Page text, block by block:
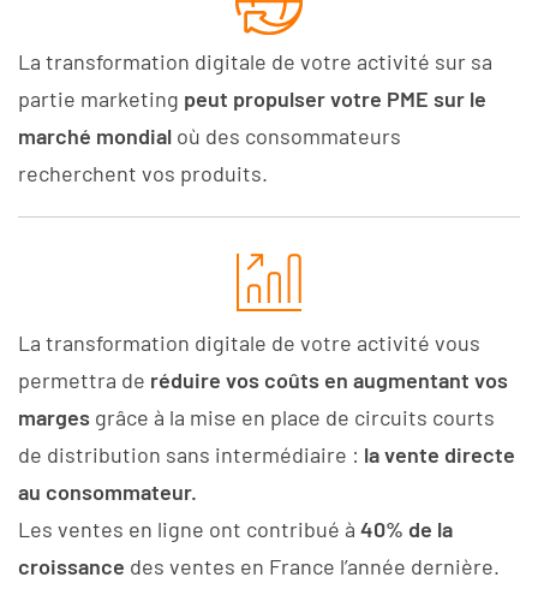
La transformation digitale de votre activité sur sa
partie marketing peut propulser votre PME sur le
marché mondial où des consommateurs
recherchent vos produits.
La transformation digitale de votre activité vous
permettra de réduire vos coûts en augmentant vos
marges grâce à la mise en place de circuits courts
de distribution sans intermédiaire : la vente directe
au consommateur.
Les ventes en ligne ont contribué à 40% de la
croissance des ventes en France l’année dernière.